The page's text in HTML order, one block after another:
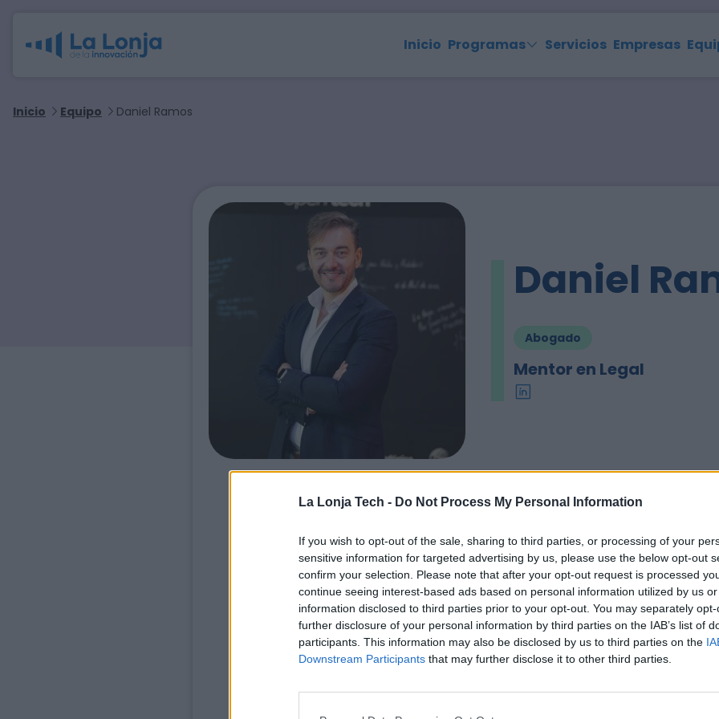
La Lonja Tech - Do Not Process My Personal Information
If you wish to opt-out of the sale, sharing to third parties, or processing of your
sensitive information for targeted advertising by us, please use the below opt-out
confirm your selection. Please note that after your opt-out request is processed
continue seeing interest-based ads based on personal information utilized by us
information disclosed to third parties prior to your opt-out. You may separately
further disclosure of your personal information by third parties on the IAB’s list of
participants. This information may also be disclosed by us to third parties on the
Downstream Participants that may further disclose it to other third parties.
Inicio Programas Servicios Empresas
Inicio Equipo Daniel Ramos
Daniel
Abogado
Mentor en Legal
especializado en la complejidad legal de aspectos relacionados
tecnología (blockchain, NFTs, IA,...).
Nuestro mentor es licenciado en Derecho por la Universidad de
especialidad Derecho Mercantil, abogado del Ilustre Colegio de
Abogados de Sevilla desde 2008 y tiene un Máster de Asesoría
de Empresas del Instituto de Estudios Cajasol. Ejerce la
el año 2006 que se incorporó a DELOITTE, donde ejerció como